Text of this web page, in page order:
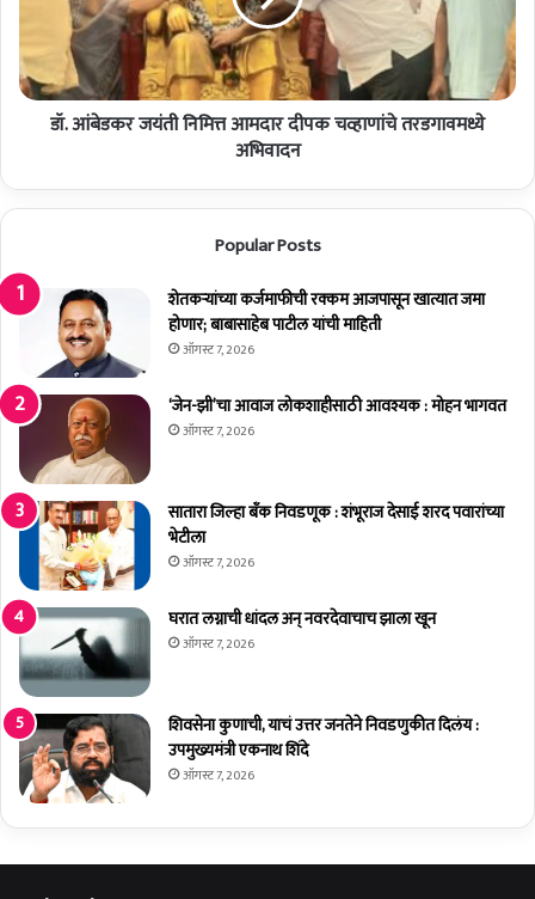
भा
जी
का
च्या
बि
यां
ची
र
ज
यं
त्त
दा
र
दी
च
व्हा
चे
त
र
गा
व
म
ध्ये
अ
भि
वा
द
डॉ. आंबेडकर जयंती निमित्त आमदार दीपक चव्हाणांचे तरडगावमध्ये
अभिवादन
Popular Posts
शेतकर्‍यांच्या कर्जमाफीची रक्कम आजपासून खात्यात जमा
होणार; बाबासाहेब पाटील यांची माहिती
ऑगस्ट 7, 2026
‘जेन-झी’चा आवाज लोकशाहीसाठी आवश्यक : मोहन भागवत
ऑगस्ट 7, 2026
सातारा जिल्हा बँक निवडणूक : शंभूराज देसाई शरद पवारांच्या
भेटीला
ऑगस्ट 7, 2026
घरात लग्नाची धांदल अन् नवरदेवाचाच झाला खून
ऑगस्ट 7, 2026
शिवसेना कुणाची, याचं उत्तर जनतेने निवडणुकीत दिलंय :
उपमुख्यमंत्री एकनाथ शिंदे
ऑगस्ट 7, 2026